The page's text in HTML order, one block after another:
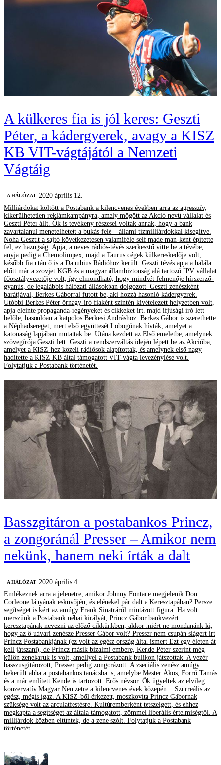
A külkeres fia is jól keres: Geszti
Péter, a kádergyerek, avagy a KISZ
KB VIT-vágtájától a Nemzeti
Vágtáig
A HÁLÓZAT
2020 április 12.
Milliárdokat költött a Postabank a kilencvenes években arra az agresszív,
kikerülhetetlen reklámkampányra, amely mögött az Akció nevű vállalat és
Geszti Péter állt. Ők is tevékeny részesei voltak annak, hogy a bank
zavartalanul menetelhetett a bukás felé – állami tízmilliárdokkal kisegítve.
Noha Gesztit a sajtó következetesen valamiféle self made man-ként építette
fel, ez hazugság. Apja, a neves rádiós-tévés szerkesztő vitte be a tévébe,
anyja pedig a Chemolimpex, majd a Taurus cégek külkereskedője volt,
később fia után ő is a Danubius Rádióhoz került. Geszti tévés apja a halála
előtt már a szovjet KGB és a magyar állambiztonság alá tartozó IPV vállalat
főosztályvezetője volt, így elmondható, hogy mindkét felmenője hírszerző-
gyanús, de legalábbis hálózati állásokban dolgozott. Geszti zenészként
barátjával, Berkes Gáborral futott be, aki hozzá hasonló kádergyerek.
Utóbbi Berkes Péter őrnagy-író fiaként szintén kivételezett helyzetben volt,
apja eleinte propaganda-regényeket és cikkeket írt, majd ifjúsági író lett
belőle, hasonlóan a katpolos Berkesi Andráshoz. Berkes Gábor is szerethette
a Néphadsereget, mert első együttesét Lobogónak hívták, amelyet a
katonaság lapjában mutattak be. Utána kezdett az Első emeletbe, amelynek
szövegírója Geszti lett. Geszti a rendszerváltás idején lépett be az Akcióba,
amelyet a KISZ-hez közeli rádiósok alapítottak, és amelynek első nagy
haditette a KISZ KB által támogatott VIT-vágta levezénylése volt.
Folytatjuk a Postabank történetét.
Basszgitáron a postabankos Princz,
a zongoránál Presser – Amikor nem
nekünk, hanem neki írták a dalt
A HÁLÓZAT
2020 április 4.
Emlékeznek arra a jelenetre, amikor Johnny Fontane megjelenik Don
Corleone lányának esküvőjén, és elénekel pár dalt a Keresztapában? Persze
segítséget is kért az amúgy Frank Sinatráról mintázott figura. Ha volt
merszünk a Postabank néhai királyát, Princz Gábor bankvezért
keresztapának nevezni az előző cikkünkben, akkor miért ne mondanánk ki,
hogy az ő udvari zenésze Presser Gábor volt? Presser nem csupán slágert írt
Princz Postabankjának (ez volt az egész ország által ismert Ezt egy életen át
kell játszani), de Princz másik bizalmi embere, Kende Péter szerint még
külön zenekaruk is volt, amellyel a Postabank bulikon játszottak. A vezér
basszusgitározott, Presser pedig zongorázott. A zseniális zenész amúgy
bekerült abba a postabankos tanácsba is, amelybe Mester Ákos, Forró Tamás
és a már említett Kende is tartozott. Erős névsor. Ők ügyeltek az elvileg
konzervatív Magyar Nemzetre a kilencvenes évek közepén... Szürreális az
egész, mégis igaz. A KISZ-ből érkezett, moszkovita Princz Gábornak
szüksége volt az arculatfestésre. Kultúremberként tetszelgett, és ehhez
megkapta a segítséget az általa támogatott, zömmel liberális értelmiségtől. A
milliárdok közben eltűntek, de a zene szólt. Folytatjuk a Postabank
történetét.